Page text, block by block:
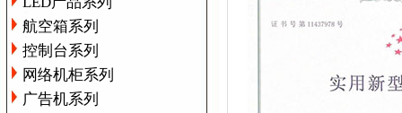
航空箱系列
控制台系列
网络机柜系列
广告机系列